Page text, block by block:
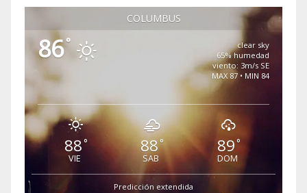
COLUMBUS
86°
clear sky
65% humedad
viento: 3m/s SE
MAX 87 • MIN 84
88°
VIE
88°
SAB
89°
DOM
Predicción extendida